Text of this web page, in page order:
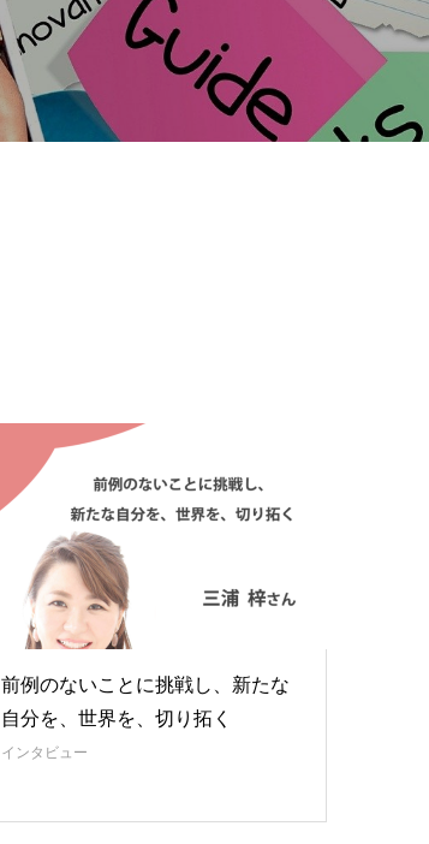
前例のないことに挑戦し、新たな
自分を、世界を、切り拓く
インタビュー